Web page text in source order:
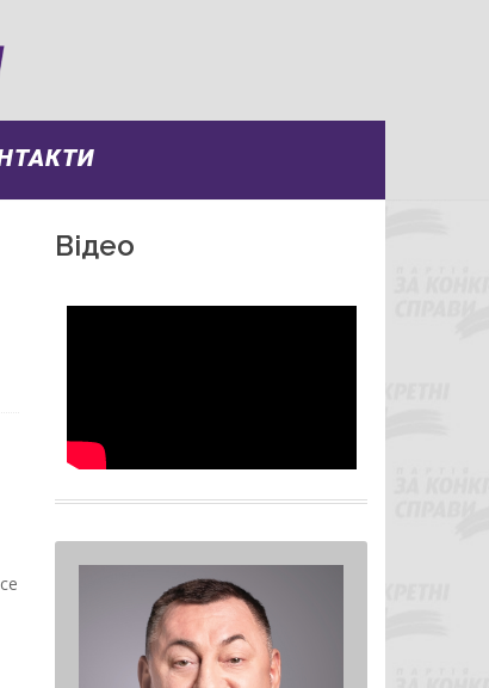
Відео
Олександр Герега
Народний депутат України